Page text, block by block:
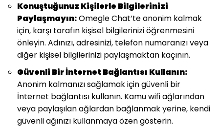
Konuştuğunuz Kişilerle Bilgilerinizi
Paylaşmayın:Omegle Chat’te anonim kalmak
için, karşı tarafın kişisel bilgilerinizi öğrenmesini
önleyin. Adınızı, adresinizi, telefon numaranızı veya
diğer kişisel bilgilerinizi paylaşmaktan kaçının.
Güvenli Bir İnternet Bağlantısı Kullanın:
Anonim kalmanızı sağlamak için güvenli bir
İnternet bağlantısı kullanın. Kamu wifi ağlarından
veya paylaşılan ağlardan bağlanmak yerine, kendi
güvenli ağınızı kullanmaya özen gösterin.